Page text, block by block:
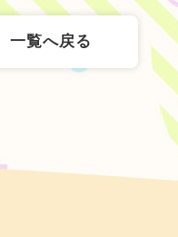
一覧へ戻る